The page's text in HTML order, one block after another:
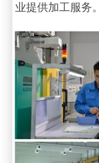
业提供加工服务。